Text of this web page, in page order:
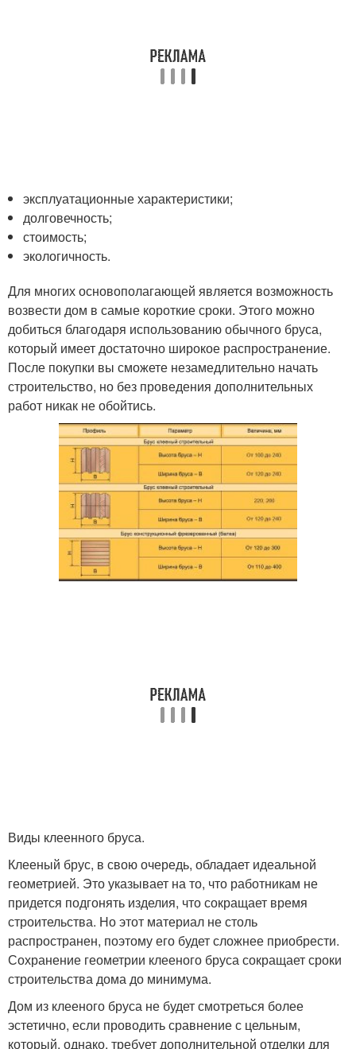
эксплуатационные характеристики;
долговечность;
стоимость;
экологичность.
Для многих основополагающей является возможность
возвести дом в самые короткие сроки. Этого можно
добиться благодаря использованию обычного бруса,
который имеет достаточно широкое распространение.
После покупки вы сможете незамедлительно начать
строительство, но без проведения дополнительных
работ никак не обойтись.
Виды клеенного бруса.
Клееный брус, в свою очередь, обладает идеальной
геометрией. Это указывает на то, что работникам не
придется подгонять изделия, что сокращает время
строительства. Но этот материал не столь
распространен, поэтому его будет сложнее приобрести.
Сохранение геометрии клееного бруса сокращает сроки
строительства дома до минимума.
Дом из клееного бруса не будет смотреться более
эстетично, если проводить сравнение с цельным,
который, однако, требует дополнительной отделки для